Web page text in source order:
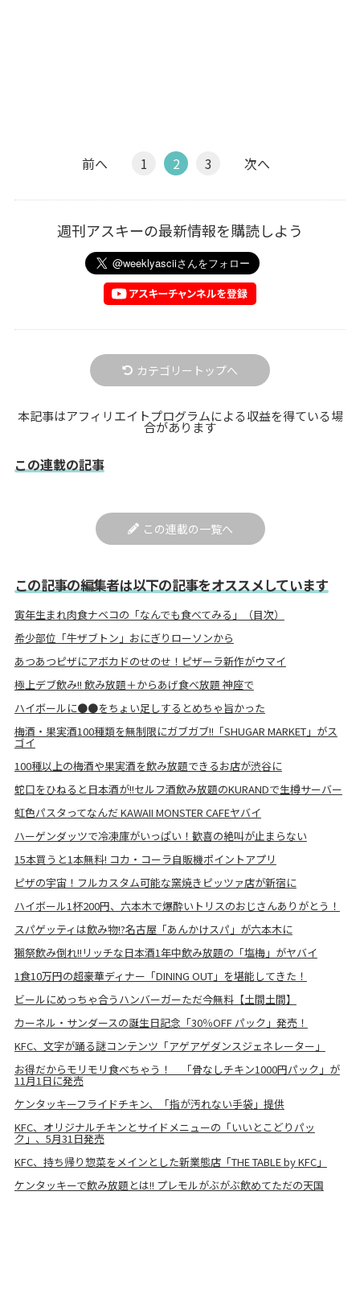
前へ 1 2 3 次へ
週刊アスキーの最新情報を購読しよう
カテゴリートップへ
本記事はアフィリエイトプログラムによる収益を得ている場
合があります
この連載の記事
この連載の一覧へ
この記事の編集者は以下の記事をオススメしています
寅年生まれ肉食ナベコの「なんでも食べてみる」（目次）
希少部位「牛ザブトン」おにぎりローソンから
あつあつピザにアボカドのせのせ！ピザーラ新作がウマイ
極上デブ飲み!! 飲み放題＋からあげ食べ放題 神座で
ハイボールに●●をちょい足しするとめちゃ旨かった
梅酒・果実酒100種類を無制限にガブガブ!!「SHUGAR MARKET」がス
ゴイ
100種以上の梅酒や果実酒を飲み放題できるお店が渋谷に
蛇口をひねると日本酒が!!セルフ酒飲み放題のKURANDで生樽サーバー
虹色パスタってなんだ KAWAII MONSTER CAFEヤバイ
ハーゲンダッツで冷凍庫がいっぱい！歓喜の絶叫が止まらない
15本買うと1本無料! コカ・コーラ自販機ポイントアプリ
ピザの宇宙！フルカスタム可能な窯焼きピッツァ店が新宿に
ハイボール1杯200円、六本木で爆酔いトリスのおじさんありがとう！
スパゲッティは飲み物!?名古屋「あんかけスパ」が六本木に
獺祭飲み倒れ!!リッチな日本酒1年中飲み放題の「塩梅」がヤバイ
1食10万円の超豪華ディナー「DINING OUT」を堪能してきた！
ビールにめっちゃ合うハンバーガーただ今無料【土間土間】
カーネル・サンダースの誕生日記念「30％OFF パック」発売！
KFC、文字が踊る謎コンテンツ「アゲアゲダンスジェネレーター」
お得だからモリモリ食べちゃう！ 「骨なしチキン1000円パック」が
11月1日に発売
ケンタッキーフライドチキン、「指が汚れない手袋」提供
KFC、オリジナルチキンとサイドメニューの「いいとこどりパッ
ク」、5月31日発売
KFC、持ち帰り惣菜をメインとした新業態店「THE TABLE by KFC」
ケンタッキーで飲み放題とは!! プレモルがぶがぶ飲めてただの天国